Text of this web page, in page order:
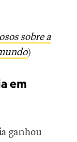
sobre a
)
em
a ganhou